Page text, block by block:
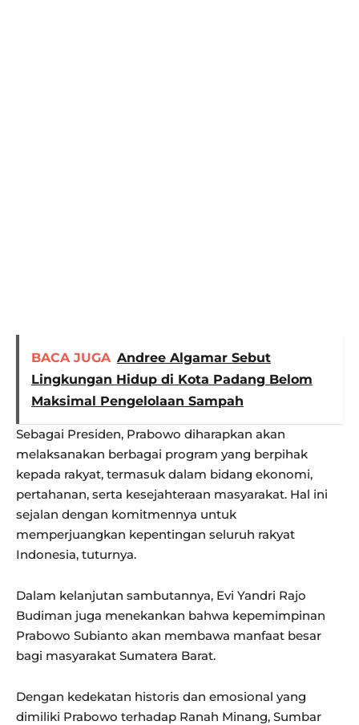
BACA JUGA Andree Algamar Sebut
Lingkungan Hidup di Kota Padang Belom
Maksimal Pengelolaan Sampah
Sebagai Presiden, Prabowo diharapkan akan
melaksanakan berbagai program yang berpihak
kepada rakyat, termasuk dalam bidang ekonomi,
pertahanan, serta kesejahteraan masyarakat. Hal ini
sejalan dengan komitmennya untuk
memperjuangkan kepentingan seluruh rakyat
Indonesia, tuturnya.
Dalam kelanjutan sambutannya, Evi Yandri Rajo
Budiman juga menekankan bahwa kepemimpinan
Prabowo Subianto akan membawa manfaat besar
bagi masyarakat Sumatera Barat.
Dengan kedekatan historis dan emosional yang
dimiliki Prabowo terhadap Ranah Minang, Sumbar